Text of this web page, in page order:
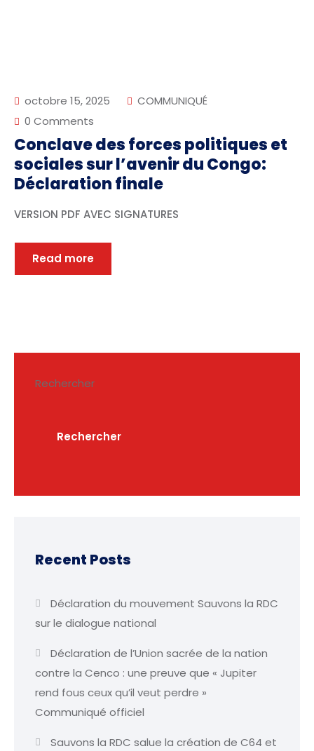
octobre 15, 2025
COMMUNIQUÉ
0 Comments
Conclave des forces politiques et
sociales sur l’avenir du Congo:
Déclaration finale
VERSION PDF AVEC SIGNATURES
Read more
Rechercher
Rechercher
Recent Posts
Déclaration du mouvement Sauvons la RDC
sur le dialogue national
Déclaration de l’Union sacrée de la nation
contre la Cenco : une preuve que « Jupiter
rend fous ceux qu’il veut perdre »
Communiqué officiel
Sauvons la RDC salue la création de C64 et